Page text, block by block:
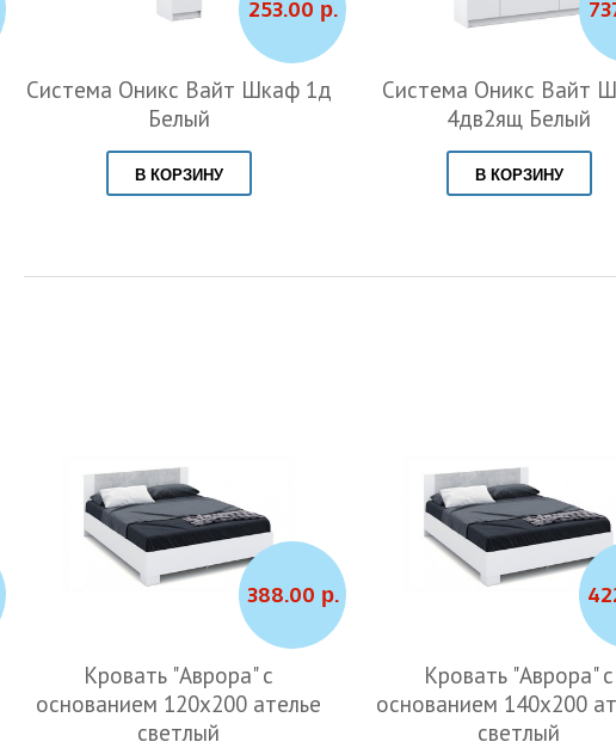
253.00 р.
Система Оникс Вайт Шкаф 1д
Белый
В КОРЗИНУ
Система Оникс Вайт
4дв2ящ Белый
В КОРЗИНУ
388.00 р.
Кровать "Аврора" с
основанием 120х200 ателье
светлый
Кровать "Аврора" с
основанием 140х200
светлый